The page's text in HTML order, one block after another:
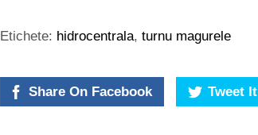
Etichete: hidrocentrala, turnu magurele
Share On Facebook Tweet It